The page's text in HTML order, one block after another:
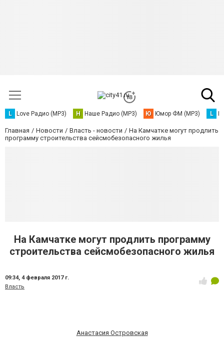
L Love Радио (MP3) Н Наше Радио (MP3) Ю Юмор ФМ (MP3) L
Главная Новости Власть - новости
На Камчатке могут продлить
программу строительства сейсмобезопасного жилья
На Камчатке могут продлить программу
строительства сейсмобезопасного жилья
09:34, 4 февраля 2017 г.
Власть
Анастасия Островская